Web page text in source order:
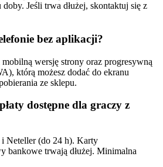
Jeśli trwa dłużej, skontaktuj się z
bez aplikacji?
wersję strony oraz progresywną
którą możesz dodać do ekranu
ze sklepu.
dostępne dla graczy z
Neteller (do 24 h). Karty
bankowe trwają dłużej. Minimalna